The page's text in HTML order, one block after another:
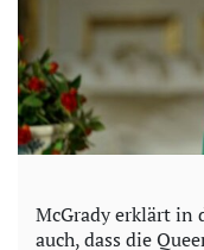
McGrady erklärt in
auch, dass die